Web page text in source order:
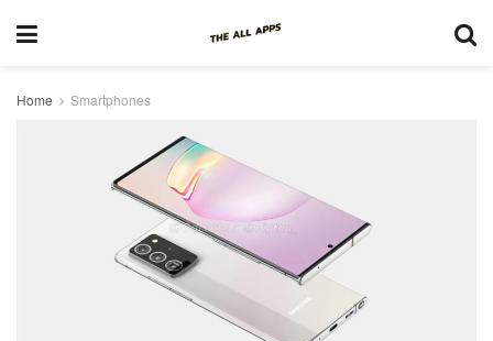
Home Smartphones